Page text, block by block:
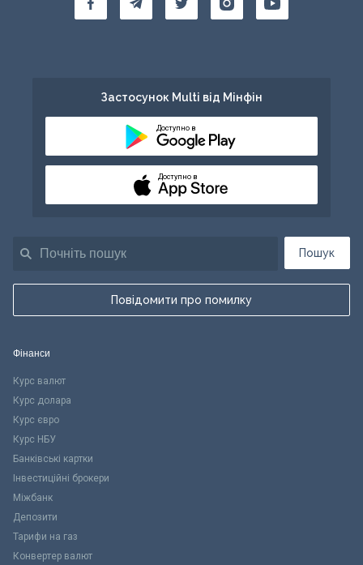
Пошук
Повідомити про помилку
Застосунок Multi від Мінфін
Доступно в
Доступно в
Фінанси
Курс валют
Курс долара
Курс євро
Курс НБУ
Банківські картки
Інвестиційні брокери
Міжбанк
Депозити
Тарифи на газ
Конвертер валют